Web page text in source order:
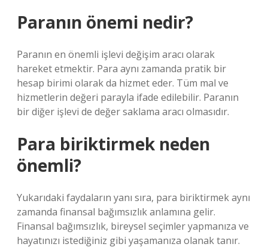
Paranın önemi nedir?
Paranın en önemli işlevi değişim aracı olarak
hareket etmektir. Para aynı zamanda pratik bir
hesap birimi olarak da hizmet eder. Tüm mal ve
hizmetlerin değeri parayla ifade edilebilir. Paranın
bir diğer işlevi de değer saklama aracı olmasıdır.
Para biriktirmek neden
önemli?
Yukarıdaki faydaların yanı sıra, para biriktirmek aynı
zamanda finansal bağımsızlık anlamına gelir.
Finansal bağımsızlık, bireysel seçimler yapmanıza ve
hayatınızı istediğiniz gibi yaşamanıza olanak tanır.